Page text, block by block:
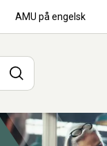
AMU på engelsk
Søg